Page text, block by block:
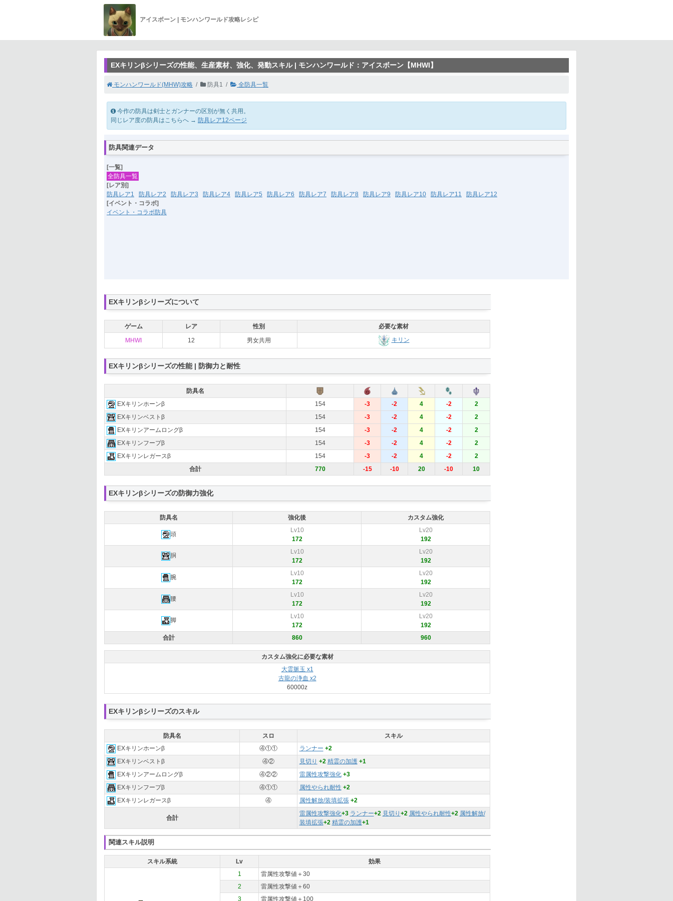
アイスボーン | モンハンワールド攻略レシピ
EXキリンβシリーズの性能、生産素材、強化、発動スキル | モンハンワールド：アイスボーン【MHWI】
モンハンワールド(MHW)攻略 防具1 全防具一覧
今作の防具は剣士とガンナーの区別が無く共用。
同じレア度の防具はこちらへ → 防具レア12ページ
防具関連データ
[一覧]
全防具一覧
[レア別]
防具レア1
防具レア2 防具レア3 防具レア4 防具レア5 防具レア6 防具レア7 防具レア8 防具レア9 防具レア10 防具レア11
防具レア12
[イベント・コラボ]
イベント・コラボ防具
EXキリンβシリーズについて
ゲーム レア 性別
必要な素材
MHWI
12 男女共用 キリン
EXキリンβシリーズの性能 | 防御力と耐性
防具名
EXキリンホーンβ
154 -3 -2 4 -2
2
EXキリンベストβ
154 -3 -2 4 -2
2
EXキリンアームロングβ
154 -3 -2 4 -2
2
EXキリンフープβ
154 -3 -2 4 -2
2
EXキリンレガースβ
154 -3 -2 4 -2
2
合計
770 -15 -10 20 -10 10
EXキリンβシリーズの防御力強化
防具名 強化後 カスタム強化
頭
Lv10
172
Lv20
192
胴
Lv10
172
Lv20
192
腕
Lv10
172
Lv20
192
腰
Lv10
172
Lv20
192
脚
Lv10
172
Lv20
192
合計
860 960
カスタム強化に必要な素材
大霊脈玉 x1
古龍の浄血 x2
60000z
EXキリンβシリーズのスキル
防具名 スロ
スキル
EXキリンホーンβ
④①① ランナー +2
EXキリンベストβ
④② 見切り +2 精霊の加護 +1
EXキリンアームロングβ
④②② 雷属性攻撃強化 +3
EXキリンフープβ
④①① 属性やられ耐性 +2
EXキリンレガースβ
④ 属性解放/装填拡張 +2
合計
雷属性攻撃強化+3 ランナー+2 見切り +2 属性やられ耐性+2 属性解放/
装填拡張+2 精霊の加護+1
関連スキル説明
スキル系統 Lv 効果
1
雷属性攻撃値＋30
2
雷属性攻撃値＋60
3
雷属性攻撃値＋100